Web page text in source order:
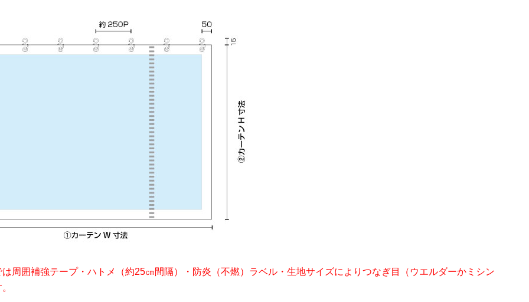
周囲補強テープ・ハトメ（約25㎝間隔）・防炎（不燃）ラベル・生地サイズによりつなぎ目（ウエルダーかミシン